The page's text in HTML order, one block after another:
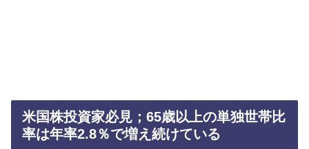
米国株投資家必見；65歳以上の単独世帯比
率は年率2.8％で増え続けている